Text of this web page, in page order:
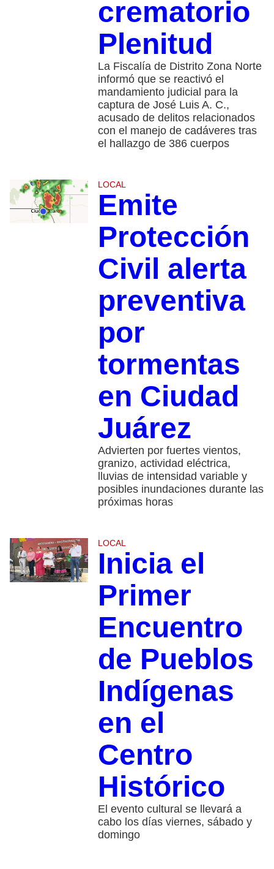
crematorio
Plenitud
La Fiscalía de Distrito Zona Norte
informó que se reactivó el
mandamiento judicial para la
captura de José Luis A. C.,
acusado de delitos relacionados
con el manejo de cadáveres tras
el hallazgo de 386 cuerpos
LOCAL
Emite
Protección
Civil alerta
preventiva
por
tormentas
en Ciudad
Juárez
Advierten por fuertes vientos,
granizo, actividad eléctrica,
lluvias de intensidad variable y
posibles inundaciones durante las
próximas horas
LOCAL
Inicia el
Primer
Encuentro
de Pueblos
Indígenas
en el
Centro
Histórico
El evento cultural se llevará a
cabo los días viernes, sábado y
domingo